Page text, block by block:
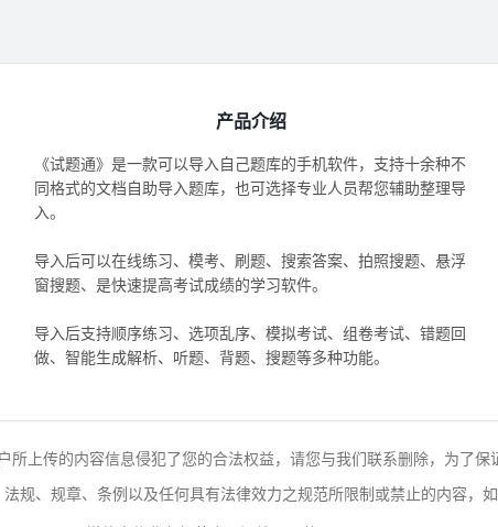
产品介绍
《试题通》是一款可以导入自己题库的手机软件，支持十余种不
同格式的文档自助导入题库，也可选择专业人员帮您辅助整理导
入。
导入后可以在线练习、模考、刷题、搜索答案、拍照搜题、悬浮
窗搜题、是快速提高考试成绩的学习软件。
导入后支持顺序练习、选项乱序、模拟考试、组卷考试、错题回
做、智能生成解析、听题、背题、搜题等多种功能。
所上传的内容信息侵犯了您的合法权益，请您与我们联系删除，为了
规、规章、条例以及任何具有法律效力之规范所限制或禁止的内容，